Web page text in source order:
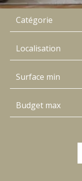
Catégorie
Localisation